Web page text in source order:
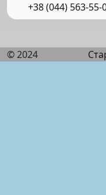
+38 (044) 563-55-
© 2024